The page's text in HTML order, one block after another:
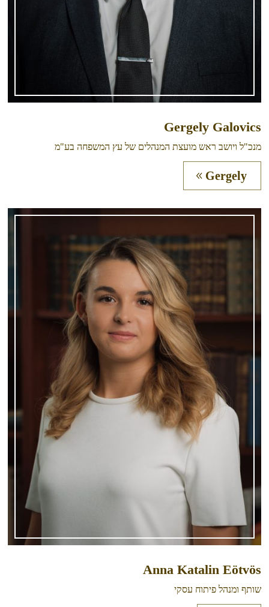
Anna Katalin Eötvös
שותף ומנהל פיתוח עסקי
Gergely Galovics
מנכ"ל ויושב ראש מועצת המנהלים של עץ המשפחה בע"מ
Gergely